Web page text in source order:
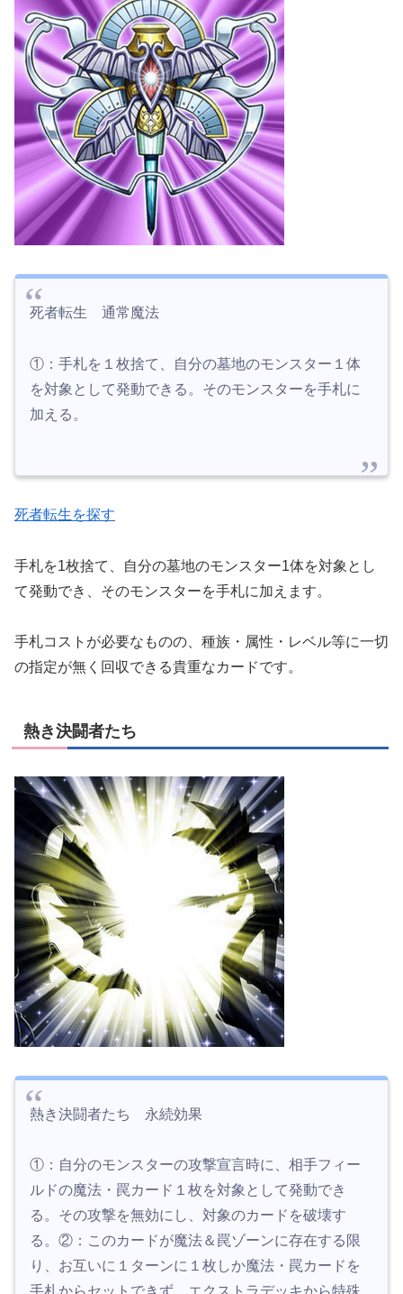
死者転生 通常魔法
①：手札を１枚捨て、自分の墓地のモンスター１体
を対象として発動できる。そのモンスターを手札に
加える。
死者転生を探す
手札を1枚捨て、自分の墓地のモンスター1体を対象とし
て発動でき、そのモンスターを手札に加えます。
手札コストが必要なものの、種族・属性・レベル等に一切
の指定が無く回収できる貴重なカードです。
熱き決闘者たち
熱き決闘者たち 永続効果
①：自分のモンスターの攻撃宣言時に、相手フィー
ルドの魔法・罠カード１枚を対象として発動でき
る。その攻撃を無効にし、対象のカードを破壊す
る。②：このカードが魔法＆罠ゾーンに存在する限
り、お互いに１ターンに１枚しか魔法・罠カードを